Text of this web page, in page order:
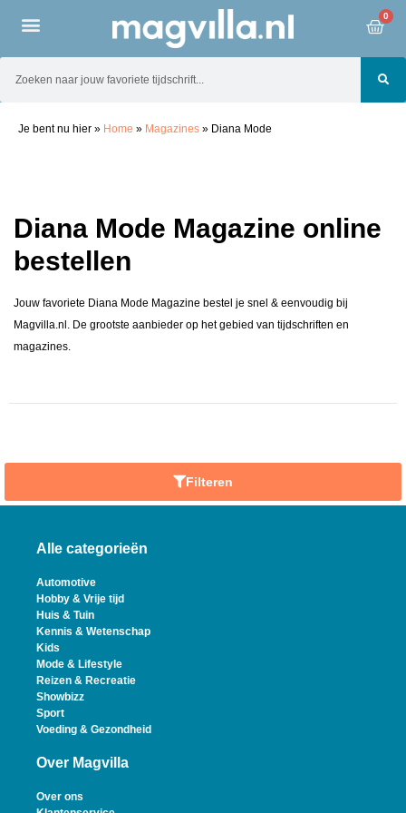
0
Je bent nu hier » Home » Magazines » Diana Mode
Diana Mode Magazine online
bestellen
Jouw favoriete Diana Mode Magazine bestel je snel & eenvoudig bij
Magvilla.nl. De grootste aanbieder op het gebied van tijdschriften en
magazines.
Filteren
Alle categorieën
Automotive
Hobby & Vrije tijd
Huis & Tuin
Kennis & Wetenschap
Kids
Mode & Lifestyle
Reizen & Recreatie
Showbizz
Sport
Voeding & Gezondheid
Over Magvilla
Over ons